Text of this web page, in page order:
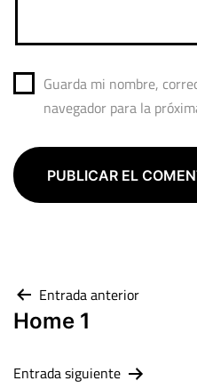
Guarda mi nombre,
navegador para la
Entrada anterior
Home 1
Entrada siguiente